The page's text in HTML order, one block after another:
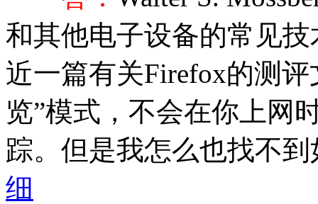
和其他电子设备的常见
近一篇有关Firefox的测
览”模式，不会在你上网
踪。但是我怎么也找不
细